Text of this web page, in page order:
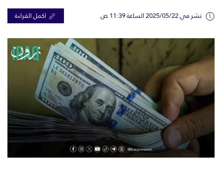
نشر في 2025/05/22 الساعة 11:39 ص اكمل القراءة